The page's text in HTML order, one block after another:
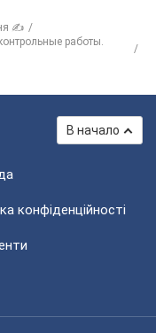
✍
работы.
В начало
конфіденційності